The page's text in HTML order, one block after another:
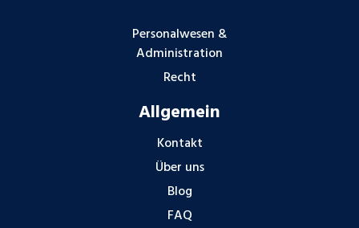
Personalwesen &
Administration
Recht
Allgemein
Kontakt
Über uns
Blog
FAQ